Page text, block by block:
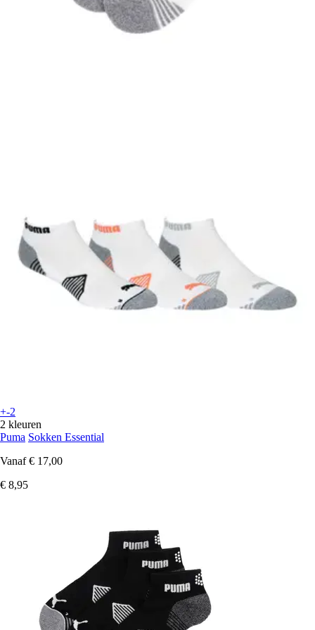
+-2
2 kleuren
Puma Sokken Essential
Vanaf € 17,00
€ 8,95